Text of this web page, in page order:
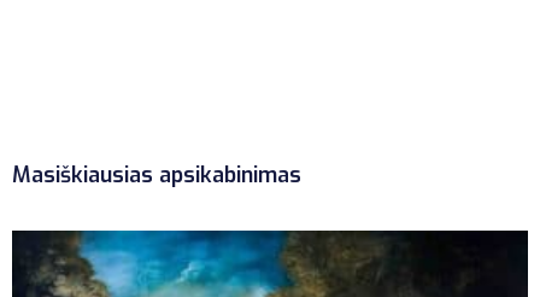
Masiškiausias apsikabinimas